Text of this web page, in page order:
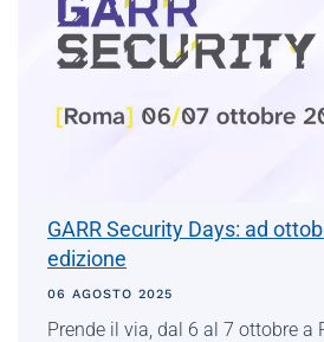
GARR Security Days: ad
edizione
06 AGOSTO 2025
Prende il via, dal 6 al 7 ottobre a